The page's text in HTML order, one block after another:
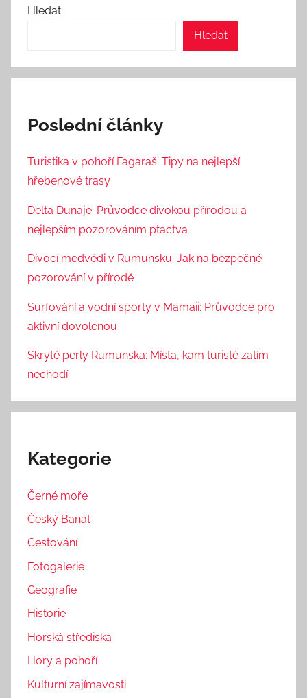
Hledat
Hledat
Poslední články
Turistika v pohoří Fagaraš: Tipy na nejlepší
hřebenové trasy
Delta Dunaje: Průvodce divokou přírodou a
nejlepším pozorováním ptactva
Divocí medvědi v Rumunsku: Jak na bezpečné
pozorování v přírodě
Surfování a vodní sporty v Mamaii: Průvodce pro
aktivní dovolenou
Skryté perly Rumunska: Místa, kam turisté zatím
nechodí
Kategorie
Černé moře
Český Banát
Cestování
Fotogalerie
Geografie
Historie
Horská střediska
Hory a pohoří
Kulturní zajímavosti